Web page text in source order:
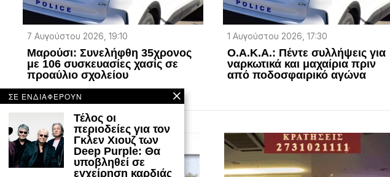
7 Αυγούστου 2026, 19:10
Μαρούσι: Συνελήφθη 35χρονος
με 106 συσκευασίες χασίς σε
προαύλιο σχολείου
1 Αυγούστου 2026, 17:30
Ο.Α.Κ.Α.: Πέντε συλλήψεις για
ναρκωτικά και μαχαίρια πριν
από ποδοσφαιρικό αγώνα
ΣΕ ΕΝΔΙΑΦΕΡΟΥΝ
Τέλος οι
περιοδείες για τον
Γκλεν Χιουζ των
Deep Purple: Θα
υποβληθεί σε
εγχείρηση καρδιάς